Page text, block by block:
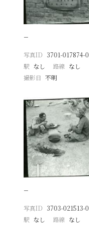
−
写真ID 3701-017874-0
駅 なし 路線 なし
撮影日
不明
−
写真ID 3703-021513-0
駅 なし 路線 なし